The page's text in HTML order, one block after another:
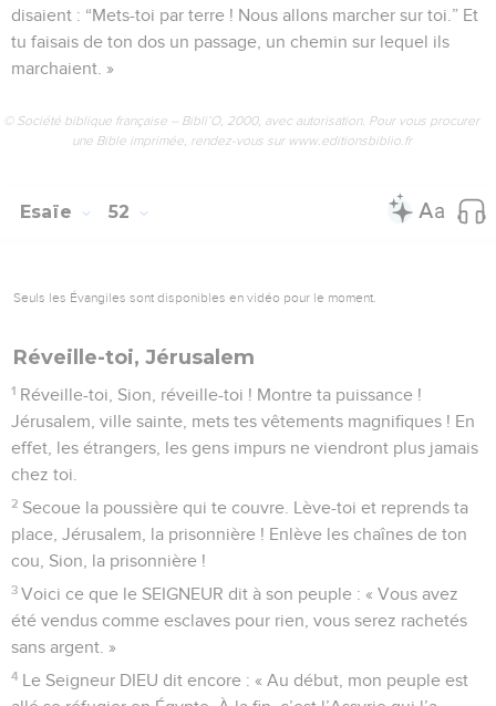
disaient : “Mets-toi par terre ! Nous allons marcher sur toi.” Et
tu faisais de ton dos un passage, un chemin sur lequel ils
marchaient. »
© Société biblique française – Bibli’O, 2000, avec autorisation. Pour vous procurer
une Bible imprimée, rendez-vous sur www.editionsbiblio.fr
Esaïe 52
Seuls les Évangiles sont disponibles en vidéo pour le moment.
Réveille-toi, Jérusalem
1 Réveille-toi, Sion, réveille-toi ! Montre ta puissance !
Jérusalem, ville sainte, mets tes vêtements magnifiques ! En
effet, les étrangers, les gens impurs ne viendront plus jamais
chez toi.
2 Secoue la poussière qui te couvre. Lève-toi et reprends ta
place, Jérusalem, la prisonnière ! Enlève les chaînes de ton
cou, Sion, la prisonnière !
3 Voici ce que le SEIGNEUR dit à son peuple : « Vous avez
été vendus comme esclaves pour rien, vous serez rachetés
sans argent. »
4 Le Seigneur DIEU dit encore : « Au début, mon peuple est